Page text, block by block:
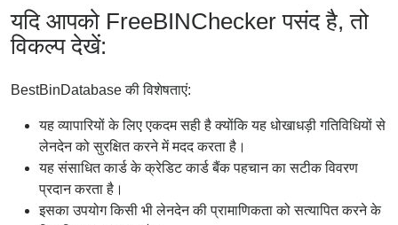
यदि आपको FreeBINChecker पसंद है, तो
विकल्प देखें:
BestBinDatabase की विशेषताएं:
यह व्यापारियों के लिए एकदम सही है क्योंकि यह धोखाधड़ी गतिविधियों से
लेनदेन को सुरक्षित करने में मदद करता है।
यह संसाधित कार्ड के क्रेडिट कार्ड बैंक पहचान का सटीक विवरण
प्रदान करता है।
इसका उपयोग किसी भी लेनदेन की प्रामाणिकता को सत्यापित करने के